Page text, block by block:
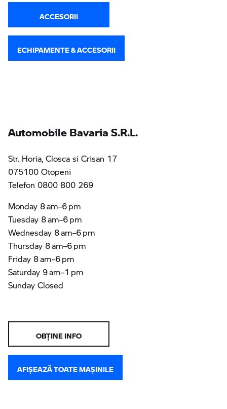
ACCESORII
ECHIPAMENTE & ACCESORII
Automobile Bavaria S.R.L.
Str. Horia, Closca si Crisan 17
075100 Otopeni
Telefon 0800 800 269
Monday 8 am–6 pm
Tuesday 8 am–6 pm
Wednesday 8 am–6 pm
Thursday 8 am–6 pm
Friday 8 am–6 pm
Saturday 9 am–1 pm
Sunday Closed
OBŢINE INFO
AFIŞEAZĂ TOATE MAŞINILE